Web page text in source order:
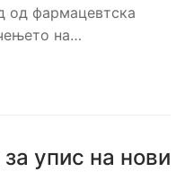
од фармацевтска
на…
упис на нови